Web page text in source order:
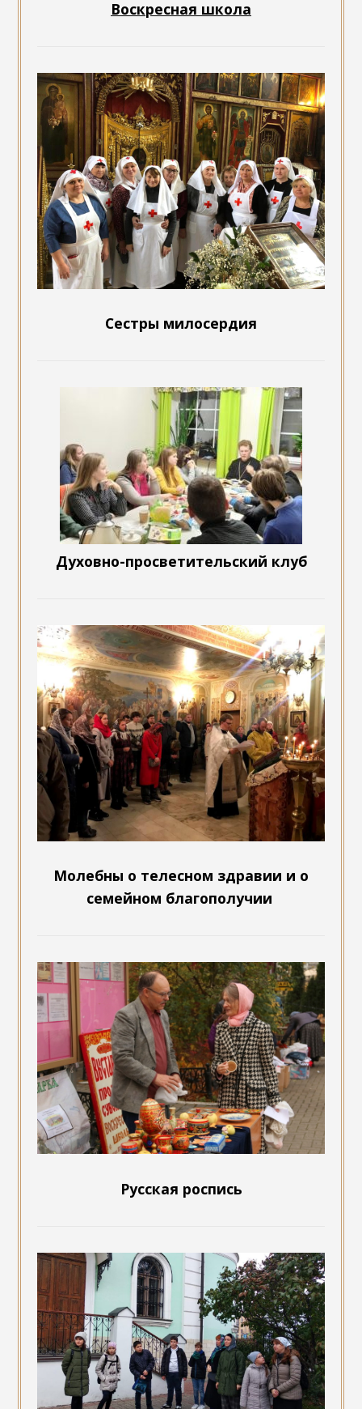
Воскресная школа
Сестры милосердия
Духовно-просветительский клуб
Молебны о телесном здравии и о
семейном благополучии
Русская роспись